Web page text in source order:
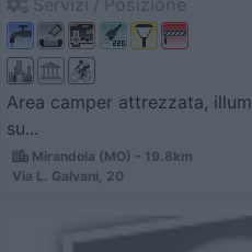
Area camper attrezzata,
su...
Mirandola (MO) - 19.8km
Via L. Galvani, 20